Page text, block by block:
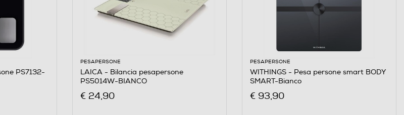
PS7132-
PESAPERSONE
LAICA - Bilancia pesapersone
PS5014W-BIANCO
€ 24,90
PESAPERSONE
WITHINGS - Pesa persone smart BODY
SMART-Bianco
€ 93,90